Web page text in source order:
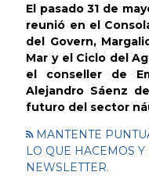
El pasado 31 de
reunió en el
del Govern,
Mar y el Ciclo del
el conseller de
Alejandro Sáenz
futuro del sector
MANTENTE
LO QUE HACEMOS
NEWSLETTER.